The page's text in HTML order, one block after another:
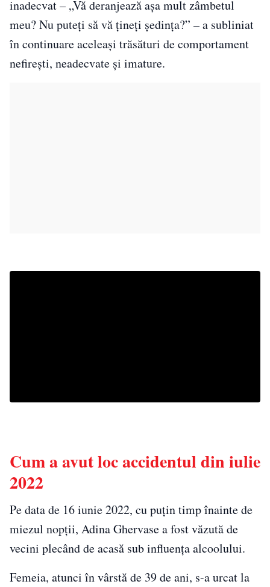
inadecvat – „Vă deranjează așa mult zâmbetul
meu? Nu puteţi să vă ţineţi şedinţa?” – a subliniat
în continuare aceleași trăsături de comportament
nefirești, neadecvate și imature.
Cum a avut loc accidentul din iulie
2022
Pe data de 16 iunie 2022, cu puțin timp înainte de
miezul nopții, Adina Ghervase a fost văzută de
vecini plecând de acasă sub influența alcoolului.
Femeia, atunci în vârstă de 39 de ani, s-a urcat la